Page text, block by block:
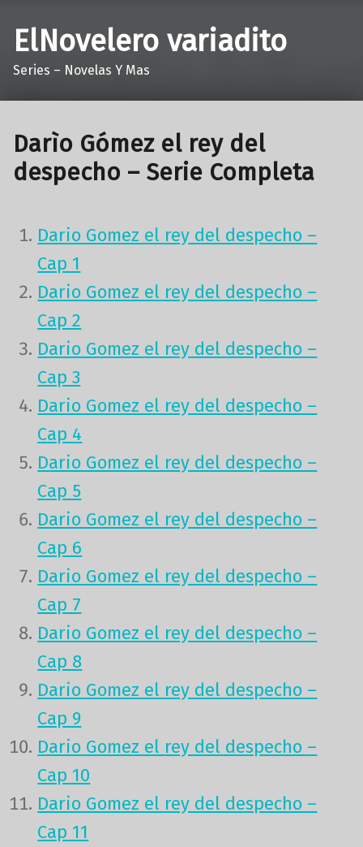
ElNovelero variadito
Series – Novelas Y Mas
Darìo Gómez el rey del
despecho – Serie Completa
Dario Gomez el rey del despecho –
Cap 1
Dario Gomez el rey del despecho –
Cap 2
Dario Gomez el rey del despecho –
Cap 3
Dario Gomez el rey del despecho –
Cap 4
Dario Gomez el rey del despecho –
Cap 5
Dario Gomez el rey del despecho –
Cap 6
Dario Gomez el rey del despecho –
Cap 7
Dario Gomez el rey del despecho –
Cap 8
Dario Gomez el rey del despecho –
Cap 9
Dario Gomez el rey del despecho –
Cap 10
Dario Gomez el rey del despecho –
Cap 11